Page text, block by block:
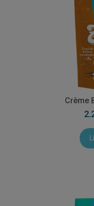
Crème